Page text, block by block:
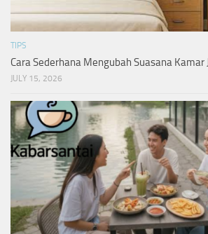
TIPS
Cara Sederhana Mengubah Suasana Kamar
JULY 15, 2026